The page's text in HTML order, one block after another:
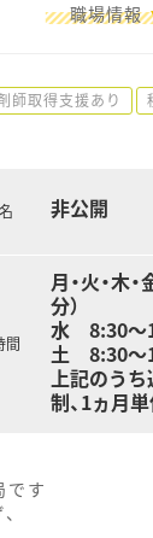
職場情報
師取得支援あり
非公開
間
月・火・木
分）
水 8:30～
土 8:30～
上記のうち
制、1ヵ月
す